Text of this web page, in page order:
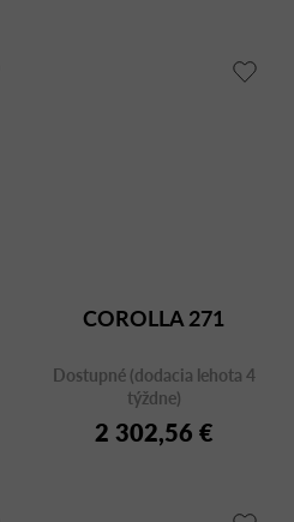
COROLLA 271
Dostupné (dodacia lehota 4
týždne)
2 302,56 €